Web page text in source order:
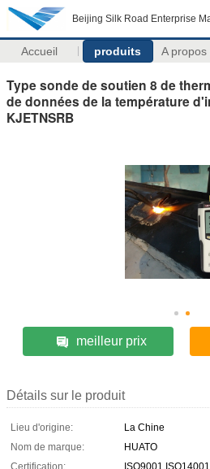
Beijing Silk Road Enterprise
Accueil produits A
Type sonde de soutien 8 de
de données de la température
KJETNSRB
meilleur prix
Détails sur le produit
Lieu d'origine:
La Chine
Nom de marque:
HUATO
Certification: